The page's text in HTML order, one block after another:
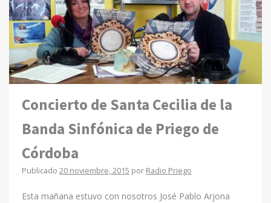
Concierto de Santa Cecilia de la
Banda Sinfónica de Priego de
Córdoba
Publicado 20 noviembre, 2015 por Radio Priego
Esta mañana estuvo con nosotros José Pablo Arjona